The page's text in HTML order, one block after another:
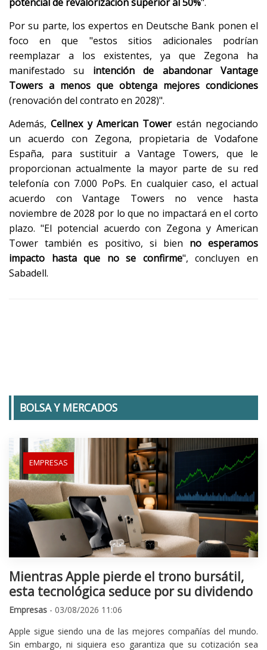
Por su parte, los expertos en Deutsche Bank ponen el
foco en que "estos sitios adicionales podrían
reemplazar a los existentes, ya que Zegona ha
manifestado su intención de abandonar Vantage
Towers a menos que obtenga mejores condiciones
(renovación del contrato en 2028)".
Además,Cellnex y American Towerestán negociando
un acuerdo con Zegona, propietaria de Vodafone
España, para sustituir a Vantage Towers, que le
proporcionan actualmente la mayor parte de su red
telefonía con 7.000 PoPs. En cualquier caso, el actual
acuerdo con Vantage Towers no vence hasta
noviembre de 2028 por lo que no impactará en el corto
plazo. "El potencial acuerdo con Zegona y American
Tower también es positivo, si bien no esperamos
impacto hasta que no se confirme", concluyen en
Sabadell.
BOLSA Y MERCADOS
EMPRESAS
Mientras Apple pierde el trono bursátil,
esta tecnológica seduce por su dividendo
Empresas - 03/08/2026 11:06
Apple sigue siendo una de las mejores compañías del mundo.
Sin embargo, ni siquiera eso garantiza que su cotización sea